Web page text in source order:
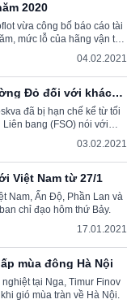
2020
vừa công bố báo cáo tài
mức lỗ của hãng vận tải
04.02.2021
Đỏ đối với khách
đã bị hạn chế kể từ tối
bang (FSO) nói với
03.02.2021
Việt Nam từ 27/1
Nam, Ấn Độ, Phần Lan và
chỉ đạo hôm thứ Bảy.
17.01.2021
mùa đông Hà Nội
tại Nga, Timur Finov
gió mùa tràn về Hà Nội.